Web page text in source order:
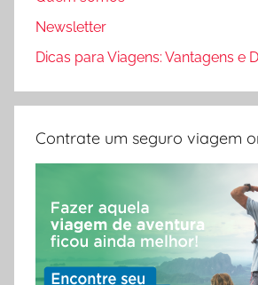
Newsletter
Dicas para Viagens: Vantagens e
Contrate um seguro viagem